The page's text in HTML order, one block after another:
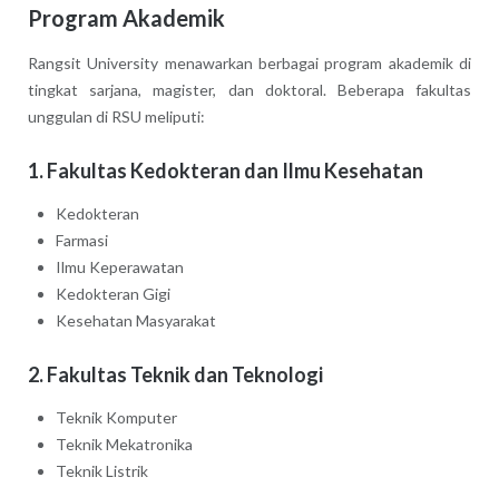
Program Akademik
Rangsit University menawarkan berbagai program akademik di
tingkat sarjana, magister, dan doktoral. Beberapa fakultas
unggulan di RSU meliputi:
1. Fakultas Kedokteran dan Ilmu Kesehatan
Kedokteran
Farmasi
Ilmu Keperawatan
Kedokteran Gigi
Kesehatan Masyarakat
2. Fakultas Teknik dan Teknologi
Teknik Komputer
Teknik Mekatronika
Teknik Listrik